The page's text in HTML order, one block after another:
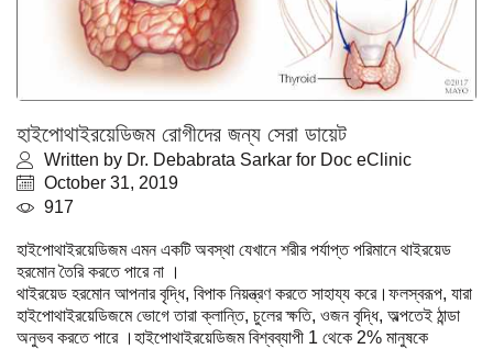
হাইপোথাইরয়েডিজম রোগীদের জন্য সেরা ডায়েট
Written by Dr. Debabrata Sarkar for Doc eClinic
October 31, 2019
917
হাইপোথাইরয়েডিজম এমন একটি অবস্থা যেখানে শরীর পর্যাপ্ত পরিমানে থাইরয়েড
হরমোন তৈরি করতে পারে না ।
থাইরয়েড হরমোন আপনার বৃদ্ধি, বিপাক নিয়ন্ত্রণ করতে সাহায্য করে। ফলস্বরূপ, যারা
হাইপোথাইরয়েডিজমে ভোগে তারা ক্লান্তি, চুলের ক্ষতি, ওজন বৃদ্ধি, অল্পতেই ঠান্ডা
অনুভব করতে পারে ।হাইপোথাইরয়েডিজম বিশ্বব্যাপী 1 থেকে 2% মানুষকে